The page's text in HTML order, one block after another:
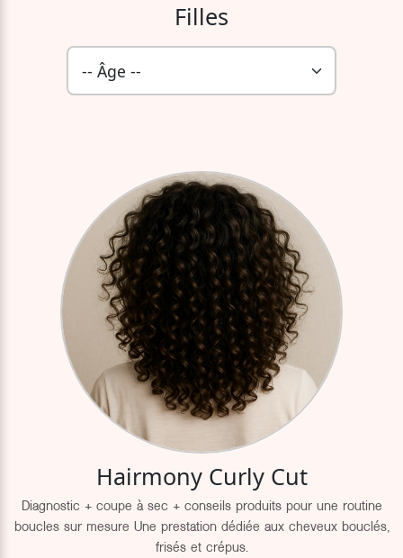
Filles
Hairmony Curly Cut
Diagnostic + coupe à sec + conseils produits pour une routine
boucles sur mesure Une prestation dédiée aux cheveux bouclés,
frisés et crépus.